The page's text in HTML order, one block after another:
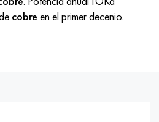
cobre en el primer decenio.